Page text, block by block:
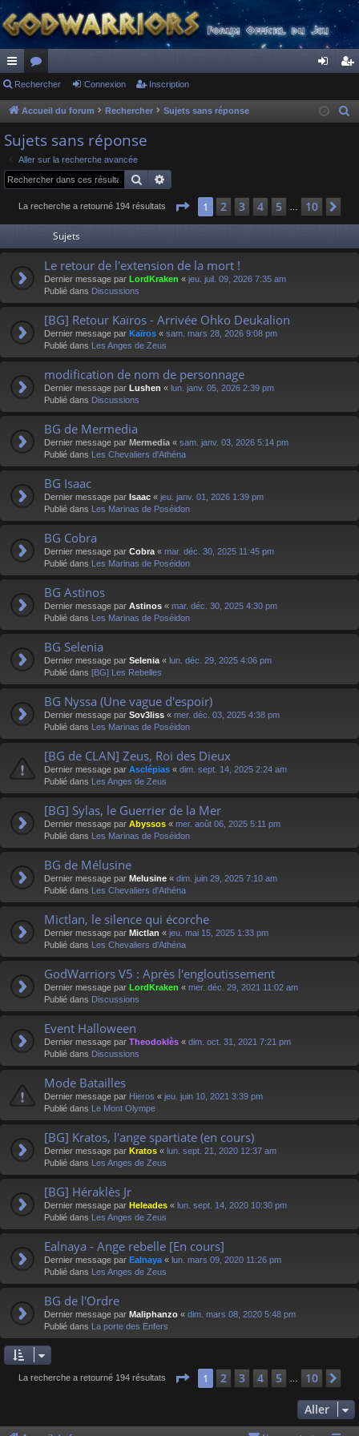
ac
co
ur
ci
s
or
u
s
ne cri
Rechercher Connexion Inscription
Accueil du forum Rechercher Sujets sans réponse
e
Sujets sans réponse
Aller sur la recherche avancée
Rechercher
La recherche a retourné 194 résultats Page 1sur 10
1 2 3 4 5 10
Sujets
Le retour de l'extension de la mort !
Dernier message par LordKraken « jeu. juil. 09, 2026 7:35 am
Publié dans Discussions
[BG] Retour Kaïros - Arrivée Ohko Deukalion
Dernier message par Kaïros « sam. mars 28, 2026 9:08 pm
Publié dans Les Anges de Zeus
modification de nom de personnage
Dernier message par Lushen « lun. janv. 05, 2026 2:39 pm
Publié dans Discussions
BG de Mermedia
Dernier message par Mermedia « sam. janv. 03, 2026 5:14 pm
Publié dans Les Chevaliers d'Athéna
BG Isaac
Dernier message par Isaac « jeu. janv. 01, 2026 1:39 pm
Publié dans Les Marinas de Poséidon
BG Cobra
Dernier message par Cobra « mar. déc. 30, 2025 11:45 pm
Publié dans Les Marinas de Poséidon
BG Astinos
Dernier message par Astinos « mar. déc. 30, 2025 4:30 pm
Publié dans Les Marinas de Poséidon
BG Selenia
Dernier message par Selenia « lun. déc. 29, 2025 4:06 pm
Publié dans [BG] Les Rebelles
BG Nyssa (Une vague d'espoir)
Dernier message par Sov3liss « mer. déc. 03, 2025 4:38 pm
Publié dans Les Marinas de Poséidon
[BG de CLAN] Zeus, Roi des Dieux
Dernier message par Asclépias « dim. sept. 14, 2025 2:24 am
Publié dans Les Anges de Zeus
[BG] Sylas, le Guerrier de la Mer
Dernier message par Abyssos « mer. août 06, 2025 5:11 pm
Publié dans Les Marinas de Poséidon
BG de Mélusine
Dernier message par Melusine « dim. juin 29, 2025 7:10 am
Publié dans Les Chevaliers d'Athéna
Mictlan, le silence qui écorche
Dernier message par Mictlan « jeu. mai 15, 2025 1:33 pm
Publié dans Les Chevaliers d'Athéna
GodWarriors V5 : Après l'engloutissement
Dernier message par LordKraken « mer. déc. 29, 2021 11:02 am
Publié dans Discussions
Event Halloween
Dernier message par Theodoklès « dim. oct. 31, 2021 7:21 pm
Publié dans Discussions
Mode Batailles
Dernier message par Hieros « jeu. juin 10, 2021 3:39 pm
Publié dans Le Mont Olympe
[BG] Kratos, l'ange spartiate (en cours)
Dernier message par Kratos « lun. sept. 21, 2020 12:37 am
Publié dans Les Anges de Zeus
[BG] Héraklès Jr
Dernier message par Heleades « lun. sept. 14, 2020 10:30 pm
Publié dans Les Anges de Zeus
Ealnaya - Ange rebelle [En cours]
Dernier message par Ealnaya « lun. mars 09, 2020 11:26 pm
Publié dans Les Anges de Zeus
BG de l'Ordre
Dernier message par Maliphanzo « dim. mars 08, 2020 5:48 pm
Publié dans La porte des Enfers
La recherche a retourné 194 résultats Page 1sur 10
1 2 3 4 5 10
Aller